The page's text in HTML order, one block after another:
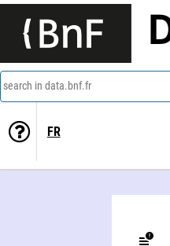
search in data.bnf.fr
FR